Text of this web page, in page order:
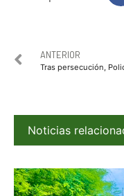
ANTERIOR
Noticias